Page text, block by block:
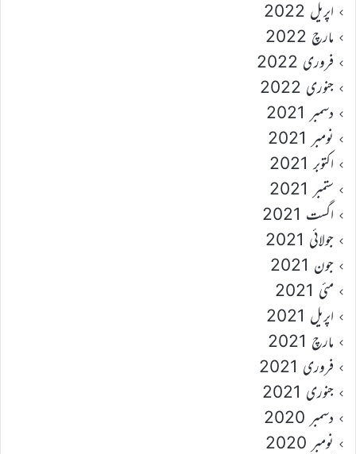
اپریل 2022
مارچ 2022
فروری 2022
جنوری 2022
دسمبر 2021
نومبر 2021
اکتوبر 2021
ستمبر 2021
اگست 2021
جولائی 2021
جون 2021
مئی 2021
اپریل 2021
مارچ 2021
فروری 2021
جنوری 2021
دسمبر 2020
نومبر 2020